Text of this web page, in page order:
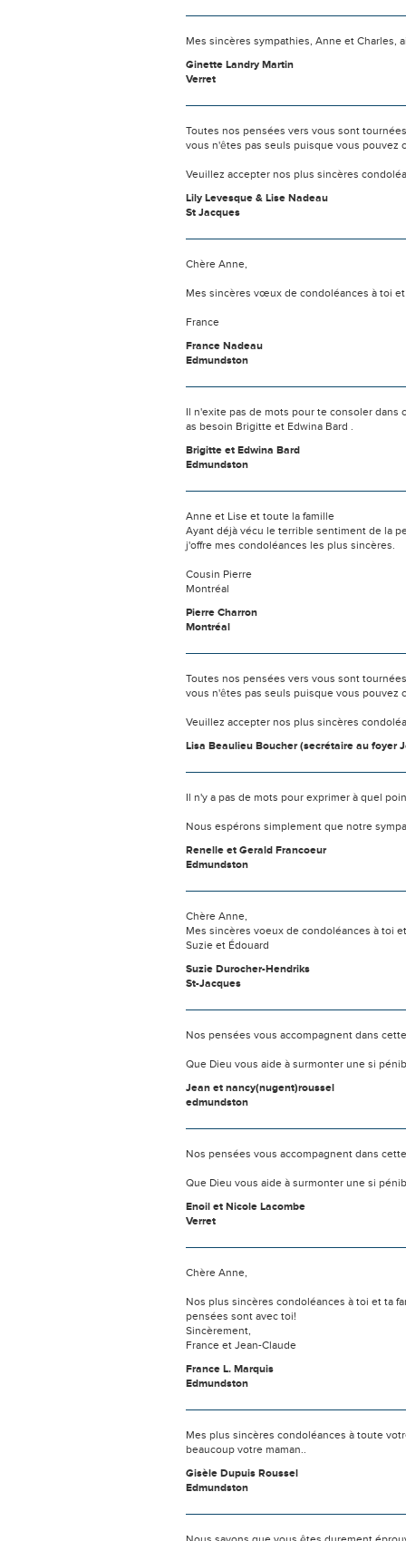
Mes sincères sympathies, Anne et Charles,
Ginette Landry Martin
Verret
Toutes nos pensées vers vous sont
vous n'êtes pas seuls puisque vous pouvez
Veuillez accepter nos plus sincères
Lily Levesque & Lise Nadeau
St Jacques
Chère Anne,
Mes sincères vœux de condoléances à toi
France
France Nadeau
Edmundston
Il n'exite pas de mots pour te consoler
as besoin Brigitte et Edwina Bard .
Brigitte et Edwina Bard
Edmundston
Anne et Lise et toute la famille
Ayant déjà vécu le terrible sentiment de la
j'offre mes condoléances les plus sincères.
Cousin Pierre
Montréal
Pierre Charron
Montréal
Toutes nos pensées vers vous sont
vous n'êtes pas seuls puisque vous pouvez
Veuillez accepter nos plus sincères
Lisa Beaulieu Boucher (secrétaire au foyer
Il n'y a pas de mots pour exprimer à quel
Nous espérons simplement que notre
Renelle et Gerald Francoeur
Edmundston
Chère Anne,
Mes sincères voeux de condoléances à toi
Suzie et Édouard
Suzie Durocher-Hendriks
St-Jacques
Nos pensées vous accompagnent dans
Que Dieu vous aide à surmonter une si
Jean et nancy(nugent)roussel
edmundston
Nos pensées vous accompagnent dans
Que Dieu vous aide à surmonter une si
Enoil et Nicole Lacombe
Verret
Chère Anne,
Nos plus sincères condoléances à toi et ta
pensées sont avec toi!
Sincèrement,
France et Jean-Claude
France L. Marquis
Edmundston
Mes plus sincères condoléances à toute
beaucoup votre maman..
Gisèle Dupuis Roussel
Edmundston